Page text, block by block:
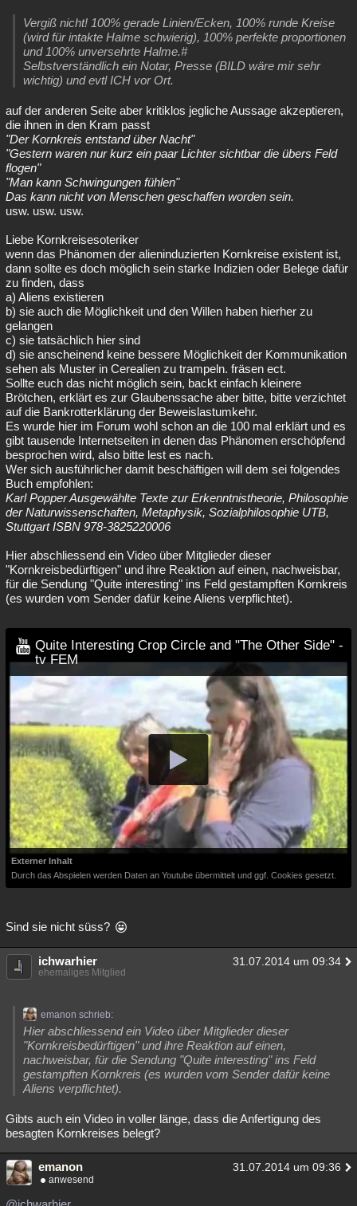
Vergiß nicht! 100% gerade Linien/Ecken, 100% runde Kreise
(wird für intakte Halme schwierig), 100% perfekte proportionen
und 100% unversehrte Halme.#
Selbstverständlich ein Notar, Presse (BILD wäre mir sehr
wichtig) und evtl ICH vor Ort.
auf der anderen Seite aber kritiklos jegliche Aussage akzeptieren,
die ihnen in den Kram passt
"Der Kornkreis entstand über Nacht"
"Gestern waren nur kurz ein paar Lichter sichtbar die übers Feld
flogen"
"Man kann Schwingungen fühlen"
Das kann nicht von Menschen geschaffen worden sein.
usw. usw. usw.
Liebe Kornkreisesoteriker
wenn das Phänomen der alieninduzierten Kornkreise existent ist,
dann sollte es doch möglich sein starke Indizien oder Belege dafür
zu finden, dass
a) Aliens existieren
b) sie auch die Möglichkeit und den Willen haben hierher zu
gelangen
c) sie tatsächlich hier sind
d) sie anscheinend keine bessere Möglichkeit der Kommunikation
sehen als Muster in Cerealien zu trampeln. fräsen ect.
Sollte euch das nicht möglich sein, backt einfach kleinere
Brötchen, erklärt es zur Glaubenssache aber bitte, bitte verzichtet
auf die Bankrotterklärung der Beweislastumkehr.
Es wurde hier im Forum wohl schon an die 100 mal erklärt und es
gibt tausende Internetseiten in denen das Phänomen erschöpfend
besprochen wird, also bitte lest es nach.
Wer sich ausführlicher damit beschäftigen will dem sei folgendes
Buch empfohlen:
Karl Popper Ausgewählte Texte zur Erkenntnistheorie, Philosophie
der Naturwissenschaften, Metaphysik, Sozialphilosophie UTB,
Stuttgart ISBN 978-3825220006
Hier abschliessend ein Video über Mitglieder dieser
"Kornkreisbedürftigen" und ihre Reaktion auf einen, nachweisbar,
für die Sendung "Quite interesting" ins Feld gestampften Kornkreis
(es wurden vom Sender dafür keine Aliens verpflichtet).
Quite Interesting Crop Circle and "The Other Side" -
tv FEM
Externer Inhalt
Durch das Abspielen werden Daten an Youtube übermittelt und ggf. Cookies gesetzt.
Sind sie nicht süss?
ichwarhier 31.07.2014 um 09:34
ehemaliges Mitglied
emanon schrieb:
Hier abschliessend ein Video über Mitglieder dieser
"Kornkreisbedürftigen" und ihre Reaktion auf einen,
nachweisbar, für die Sendung "Quite interesting" ins Feld
gestampften Kornkreis (es wurden vom Sender dafür keine
Aliens verpflichtet).
Gibts auch ein Video in voller länge, dass die Anfertigung des
besagten Kornkreises belegt?
emanon 31.07.2014 um 09:36
anwesend